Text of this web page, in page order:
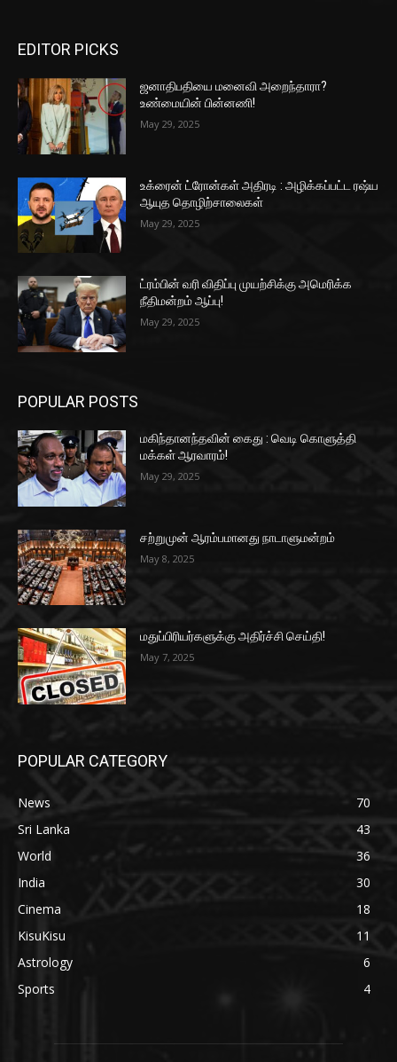
EDITOR PICKS
ஜனாதிபதியை மனைவி அறைந்தாரா?
உண்மையின் பின்னணி!
May 29, 2025
உக்ரைன் ட்ரோன்கள் அதிரடி : அழிக்கப்பட்ட ரஷ்ய
ஆயுத தொழிற்சாலைகள்
May 29, 2025
ட்ரம்பின் வரி விதிப்பு முயற்சிக்கு அமெரிக்க
நீதிமன்றம் ஆப்பு!
May 29, 2025
POPULAR POSTS
மகிந்தானந்தவின் கைது : வெடி கொளுத்தி
மக்கள் ஆரவாரம்!
May 29, 2025
சற்றுமுன் ஆரம்பமானது நாடாளுமன்றம்
May 8, 2025
மதுப்பிரியர்களுக்கு அதிர்ச்சி செய்தி!
May 7, 2025
POPULAR CATEGORY
News
70
Sri Lanka
43
World
36
India
30
Cinema
18
KisuKisu
11
Astrology
6
Sports
4